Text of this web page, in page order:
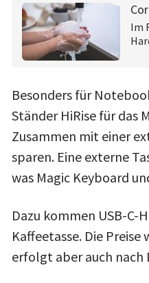
Im
Besonders für
Ständer HiRise für das
Zusammen mit einer
sparen. Eine externe
was Magic Keyboard
Dazu kommen USB-C-
Kaffeetasse. Die
erfolgt aber auch nach